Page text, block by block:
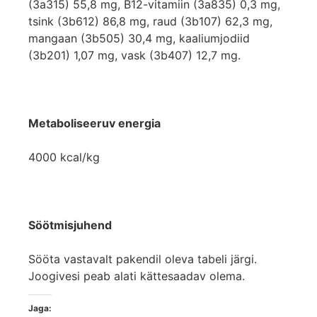
(3a315) 55,8 mg, B12-vitamiin (3a835) 0,3 mg,
tsink (3b612) 86,8 mg, raud (3b107) 62,3 mg,
mangaan (3b505) 30,4 mg, kaaliumjodiid
(3b201) 1,07 mg, vask (3b407) 12,7 mg.
Metaboliseeruv energia
4000 kcal/kg
Söötmisjuhend
Sööta vastavalt pakendil oleva tabeli järgi.
Joogivesi peab alati kättesaadav olema.
Jaga: